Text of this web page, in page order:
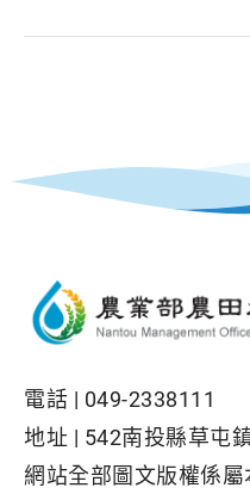
電話 | 049-2338111
地址 | 542南投縣草屯
網站全部圖文版權係